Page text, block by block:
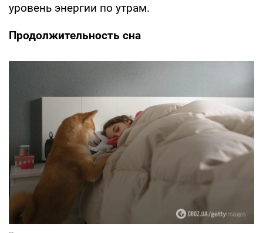
уровень энергии по утрам.
Продолжительность сна